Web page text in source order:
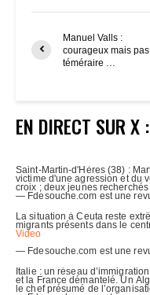
Manuel Valls :
courageux mais pas
téméraire …
EN DIRECT SUR X :